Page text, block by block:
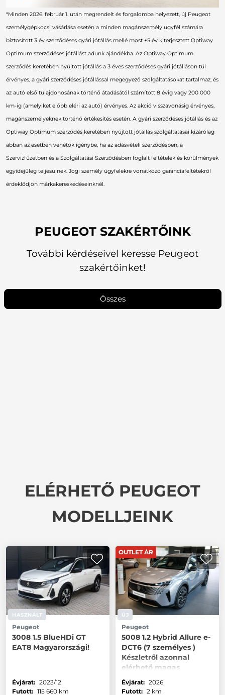
*Minden 2026. február 1. után megrendelt és forgalomba helyezett, új Peugeot
személygépkocsi vásárlása esetén a minden magánszemély ügyfél számára
biztosított 3 év szerződéses gyári jótállás mellé most +5 év kiterjesztett Optiway
Optimum szerződéses jótállást adunk ajándékba. Az Optiway Optimum
szerződés keretében nyújtott jótállás a 3 éves szerződéses gyári jótálláson túl
érvényes, a gyári szerződéses jótállással megegyező szolgáltatásokat tartalmaz, és
az autó első tulajdonosának történő átadásától számított 8 évig vagy 200 000
km-ig (amelyiket előbb eléri az autó) érvényes. Az akció visszavonásig érvényes,
magánszemélyeknek történő értékesítés esetén. A gyári szerződéses jótállás és az
Optiway Optimum szerződés keretében nyújtott jótállás szolgáltatásai kizárólag
abban az esetben vehetők igénybe, ha az adásvételi szerződésben, a
Szervizfüzetben és a Szolgáltatási Szerződésben foglalt feltételek és körülmények
egyidejűleg teljesülnek. Jogi személy ügyfelekre vonatkozó garanciafeltétekről
érdeklődjön márkakereskedéseinknél.
PEUGEOT SZAKÉRTŐINK
További kérdéseivel keresse Peugeot
szakértőinket!
Összes
ELÉRHETŐ PEUGEOT
MODELLJEINK
HASZNÁLT
Peugeot
3008 1.5 BlueHDi GT
EAT8 Magyarországi!
Évjárat: 2023/12
Futott: 115 660 km
OUTLET ÁR
ÚJ
Peugeot
5008 1.2 Hybrid Allure e-
DCT6 (7 személyes )
Készletről azonnal
elérhető magas
felszereltség
Évjárat: 2026
Futott: 2 km